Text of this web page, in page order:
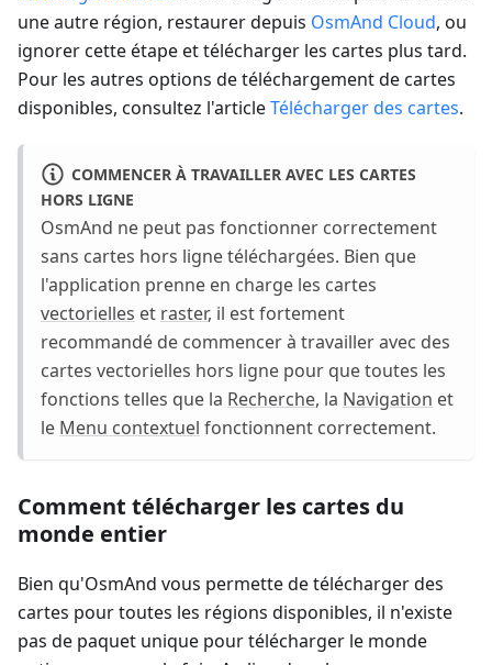
une autre région, restaurer depuis OsmAnd Cloud, ou
ignorer cette étape et télécharger les cartes plus tard.
Pour les autres options de téléchargement de cartes
disponibles, consultez l'articleTélécharger des cartes.
COMMENCER À TRAVAILLER AVEC LES CARTES
HORS LIGNE
OsmAnd ne peut pas fonctionner correctement
sans cartes hors ligne téléchargées. Bien que
l'application prenne en charge les cartes
vectorielles et raster, il est fortement
recommandé de commencer à travailler avec des
cartes vectorielles hors ligne pour que toutes les
fonctions telles que la Recherche, la Navigation et
le Menu contextuel fonctionnent correctement.
Comment télécharger les cartes du
monde entier
Bien qu'OsmAnd vous permette de télécharger des
cartes pour toutes les régions disponibles, il n'existe
pas de paquet unique pour télécharger le monde